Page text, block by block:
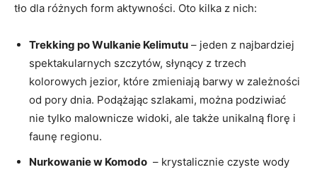
tło dla różnych form⁣ aktywności. Oto kilka ​z ‍nich:
Trekking po Wulkanie Kelimutu – jeden z najbardziej‍
spektakularnych ​szczytów, słynący⁤ z trzech
kolorowych⁢ jezior, ⁤które zmieniają barwy w zależności
od pory dnia. Podążając szlakami, ⁣można podziwiać⁣
nie tylko malownicze widoki, ale także ‌unikalną florę i
faunę ‍regionu.
Nurkowanie ⁤w Komodo ⁢ – krystalicznie czyste wody